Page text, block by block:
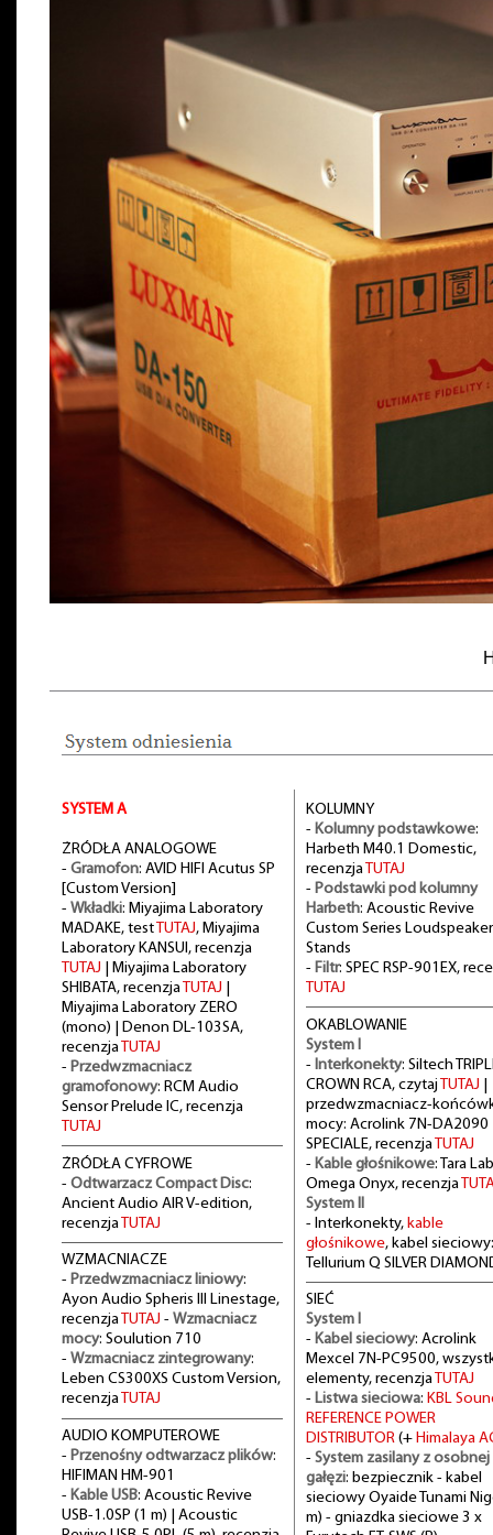
SYSTEM A
ŻRÓDŁA ANALOGOWE
- Gramofon: AVID HIFI Acutus SP
[Custom Version]
- Wkładki: Miyajima Laboratory
MADAKE, test TUTAJ, Miyajima
Laboratory KANSUI, recenzja
TUTAJ | Miyajima Laboratory
SHIBATA, recenzja TUTAJ
Miyajima Laboratory ZERO
(mono) | Denon DL-103SA,
recenzja TUTAJ
- Przedwzmacniacz
gramofonowy: RCM Audio
Sensor Prelude IC, recenzja
TUTAJ
ŻRÓDŁA CYFROWE
- Odtwarzacz Compact Disc:
Ancient Audio AIR V-edition,
recenzjaTUTAJ
WZMACNIACZE
- Przedwzmacniacz liniowy:
Ayon Audio Spheris III Linestage,
recenzja TUTAJ - Wzmacniacz
mocy: Soulution 710
- Wzmacniacz zintegrowany:
Leben CS300XS Custom Version,
recenzja TUTAJ
AUDIO KOMPUTEROWE
- Przenośny odtwarzacz plików:
HIFIMAN HM-901
- Kable USB: Acoustic Revive
USB-1.0SP (1 m) | Acoustic
KOLUMNY
- Kolumny podstawkowe:
Harbeth M40.1 Domestic,
recenzja TUTAJ
- Podstawki pod kolumny
Harbeth: Acoustic Revive
Custom Series Loudspeaker
Stands
- Filtr: SPEC RSP-901EX,
TUTAJ
OKABLOWANIE
System I
- Interkonekty: Siltech
CROWN RCA, czytaj TUTAJ
przedwzmacniacz-
mocy: Acrolink 7N-DA2090
SPECIALE, recenzjaTUTAJ
- Kable głośnikowe: Tara
Omega Onyx, recenzja
System II
- Interkonekty, kable
głośnikowe, kabel sieciowy:
Tellurium Q SILVER
SIEĆ
System I
- Kabel sieciowy: Acrolink
Mexcel 7N-PC9500,
elementy, recenzja TUTAJ
- Listwa sieciowa: KBL
REFERENCE POWER
DISTRIBUTOR(+ Himalaya
- System zasilany z osobnej
gałęzi: bezpiecznik - kabel
sieciowy Oyaide Tunami
m) - gniazdka sieciowe 3 x